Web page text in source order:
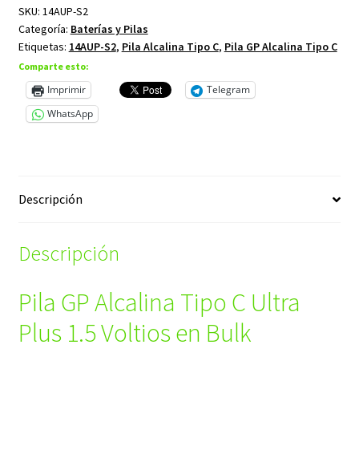
C
Ultra
Plus
1.5
Voltios
en
SKU: 14AUP-S2
Categoría: Baterías y Pilas
Etiquetas: 14AUP-S2, Pila Alcalina Tipo C, Pila GP Alcalina Tipo C
Comparte esto:
Imprimir
Telegram
WhatsApp
Descripción
Descripción
Pila GP Alcalina Tipo C Ultra
Plus 1.5 Voltios en Bulk